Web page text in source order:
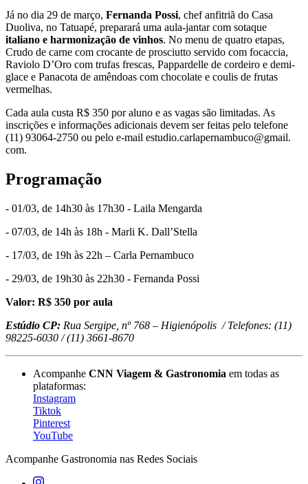
Já no dia 29 de março, Fernanda Possi, chef anfitriã do Casa
Duoliva, no Tatuapé, preparará uma aula-jantar com sotaque
italiano e harmonização de vinhos. No menu de quatro etapas,
Crudo de carne com crocante de prosciutto servido com focaccia,
Raviolo D’Oro com trufas frescas, Pappardelle de cordeiro e demi-
glace e Panacota de amêndoas com chocolate e coulis de frutas
vermelhas.
Cada aula custa R$ 350 por aluno e as vagas são limitadas. As
inscrições e informações adicionais devem ser feitas pelo telefone
(11) 93064-2750 ou pelo e-mail estudio.carlapernambuco@gmail.
com.
Programação
- 01/03, de 14h30 às 17h30 - Laila Mengarda
- 07/03, de 14h às 18h - Marli K. Dall’Stella
- 17/03, de 19h às 22h – Carla Pernambuco
- 29/03, de 19h30 às 22h30 - Fernanda Possi
Valor: R$ 350 por aula
Estúdio CP: Rua Sergipe, nº 768 – Higienópolis / Telefones: (11)
98225-6030 / (11) 3661-8670
Acompanhe CNN Viagem & Gastronomia em todas as
plataformas:
Instagram
Tiktok
Pinterest
YouTube
Acompanhe Gastronomia nas Redes Sociais